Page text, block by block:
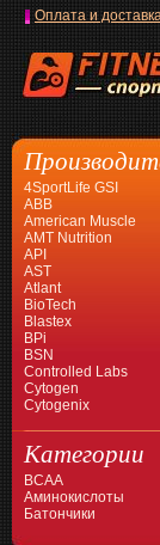
Оплата и
4SportLife GSI
ABB
American Muscle
AMT Nutrition
API
AST
Atlant
BioTech
Blastex
BPi
BSN
Controlled Labs
Cytogen
Cytogenix
Категории
BCAA
Аминокислоты
Батончики